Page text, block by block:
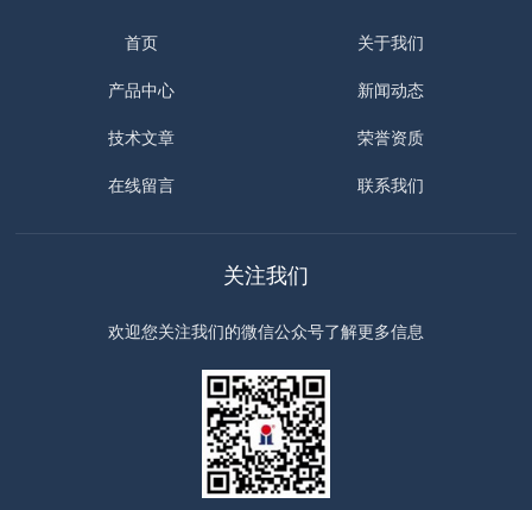
首页 关于我们
产品中心 新闻动态
技术文章 荣誉资质
在线留言 联系我们
关注我们
欢迎您关注我们的微信公众号了解更多信息